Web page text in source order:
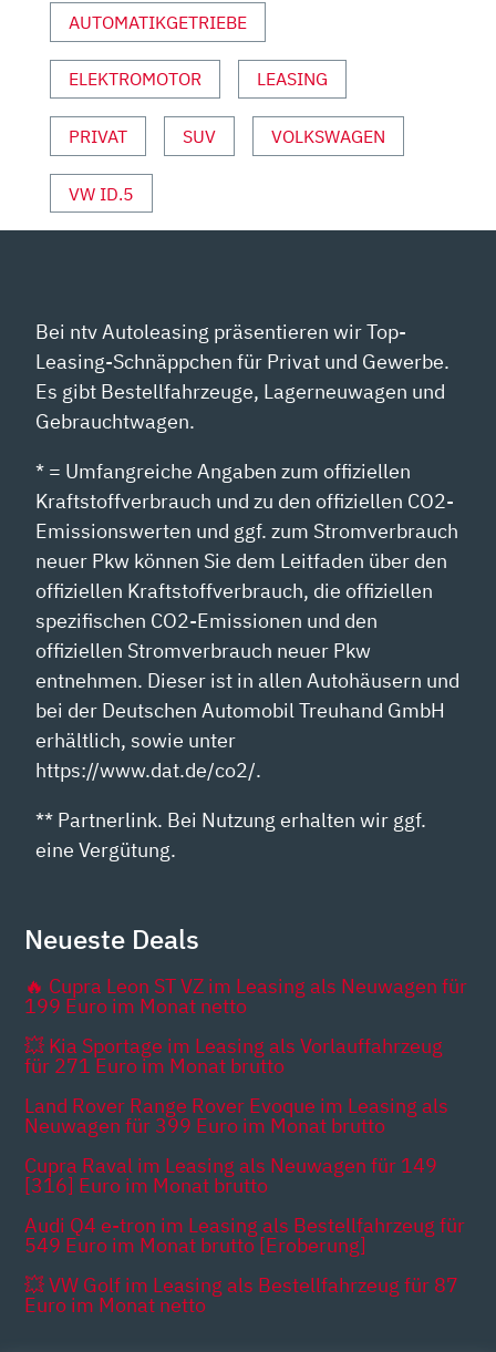
SPORT“
VON
YOUTUBE
ANZEIGEN
AUTOMATIKGETRIEBE
ELEKTROMOTOR LEASING
PRIVAT SUV VOLKSWAGEN
VW ID.5
Bei ntv Autoleasing präsentieren wir Top-
Leasing-Schnäppchen für Privat und Gewerbe.
Es gibt Bestellfahrzeuge, Lagerneuwagen und
Gebrauchtwagen.
* = Umfangreiche Angaben zum offiziellen
Kraftstoffverbrauch und zu den offiziellen CO2-
Emissionswerten und ggf. zum Stromverbrauch
neuer Pkw können Sie dem Leitfaden über den
offiziellen Kraftstoffverbrauch, die offiziellen
spezifischen CO2-Emissionen und den
offiziellen Stromverbrauch neuer Pkw
entnehmen. Dieser ist in allen Autohäusern und
bei der Deutschen Automobil Treuhand GmbH
erhältlich, sowie unter
https://www.dat.de/co2/.
** Partnerlink. Bei Nutzung erhalten wir ggf.
eine Vergütung.
Neueste Deals
🔥 Cupra Leon ST VZ im Leasing als Neuwagen für
199 Euro im Monat netto
💥 Kia Sportage im Leasing als Vorlauffahrzeug
für 271 Euro im Monat brutto
Land Rover Range Rover Evoque im Leasing als
Neuwagen für 399 Euro im Monat brutto
Cupra Raval im Leasing als Neuwagen für 149
[316] Euro im Monat brutto
Audi Q4 e-tron im Leasing als Bestellfahrzeug für
549 Euro im Monat brutto [Eroberung]
💥 VW Golf im Leasing als Bestellfahrzeug für 87
Euro im Monat netto